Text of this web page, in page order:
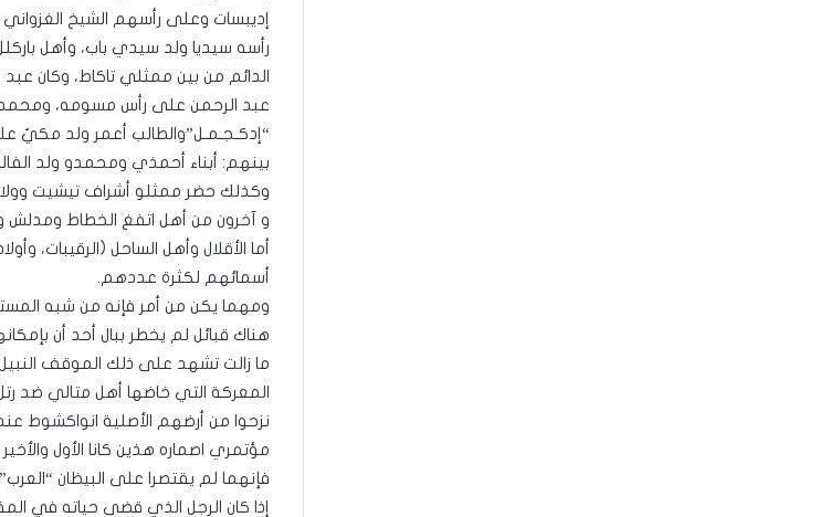
إديبسات وعلى رأسهم الشيخ
رأسه سيديا ولد سيدي باب، وأهل
الدائم من بين ممثلي تاكاط، وكان
عبد الرحمن على رأس مسومه،
“إدكـجـمـل”والطالب أعمر ولد مكيٌ
بينهم: أبناء أحمذي ومحمدو ولد
وكذلك حضر ممثلو أشراف تيشيت
و آخرون من أهل اتفغ الخطاط ومدلش
أما الأقلال وأهل الساحل (الرقيبات،
أسمائهم لكثرة عددهم.
ومهما يكن من أمر فإنه من شبه
هناك قبائل لم يخطر ببال أحد أن
ما زالت تشهد على ذلك الموقف
المعركة التي خاضها أهل متالي ضد
نزحوا من أرضهم الأصلية انواكشوط
مؤتمري اصماره هذين كانا الأول
فإنهما لم يقتصرا على البيظان
إذا كان الرجل الذي قضى حياته في